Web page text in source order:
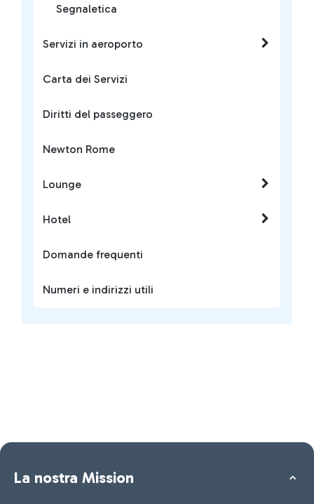
Segnaletica
Servizi in aeroporto
Carta dei Servizi
Diritti del passeggero
Newton Rome
Lounge
Hotel
Domande frequenti
Numeri e indirizzi utili
La nostra Mission